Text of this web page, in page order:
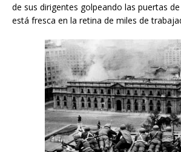
de sus dirigentes golpeando las puertas
está fresca en la retina de miles de